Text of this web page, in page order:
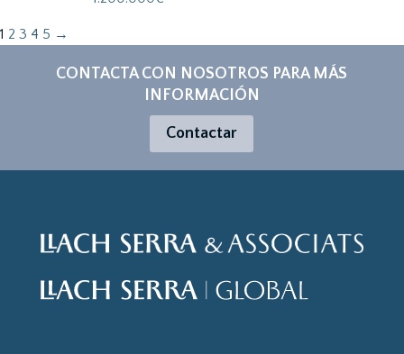
1 2 3 4 5 →
CONTACTA CON NOSOTROS PARA MÁS
INFORMACIÓN
Contactar